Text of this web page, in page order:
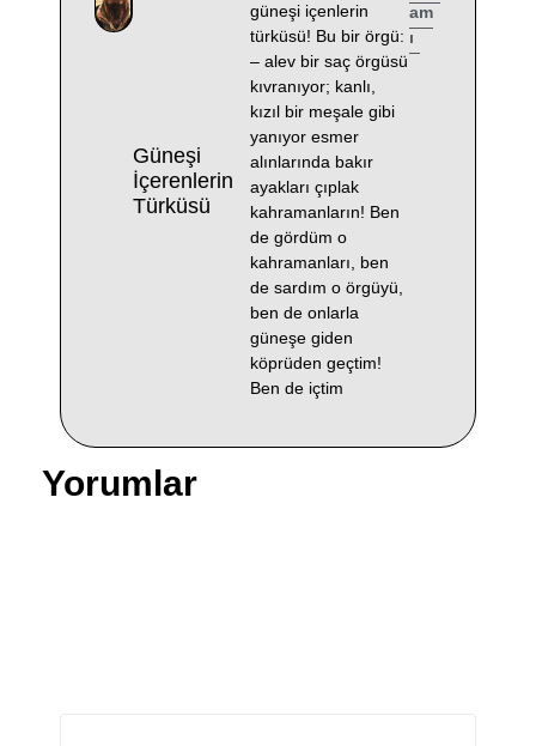
Güneşi
İçerenlerin
Türküsü
güneşi içenlerin
türküsü! Bu bir örgü:
– alev bir saç örgüsü
kıvranıyor; kanlı,
kızıl bir meşale gibi
yanıyor esmer
alınlarında bakır
ayakları çıplak
kahramanların! Ben
de gördüm o
kahramanları, ben
de sardım o örgüyü,
ben de onlarla
güneşe giden
köprüden geçtim!
Ben de içtim
am
ı
Yorumlar